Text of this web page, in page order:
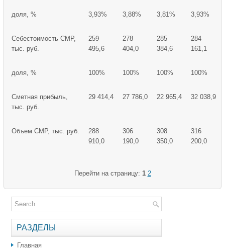
доля, % 3,93% 3,88% 3,81% 3,93%
Себестоимость СМР,
тыс. руб.
259
495,6
278
404,0
285
384,6
284
161,1
доля, % 100% 100% 100% 100%
Сметная прибыль,
тыс. руб.
29 414,4 27 786,0 22 965,4 32 038,9
Объем СМР, тыс. руб.
288
910,0
306
190,0
308
350,0
316
200,0
Перейти на страницу: 1 2
РАЗДЕЛЫ
Главная